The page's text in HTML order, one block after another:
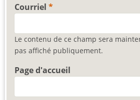
Courriel
Le contenu de ce champ sera
pas affiché publiquement.
Page d'accueil